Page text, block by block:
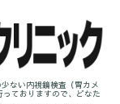
ない内視鏡検査（胃カメ
ておりますので、どなた